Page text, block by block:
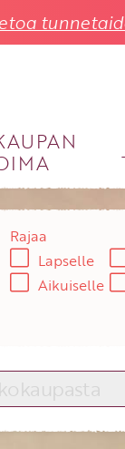
Rajaa
Lapselle
Aikuiselle